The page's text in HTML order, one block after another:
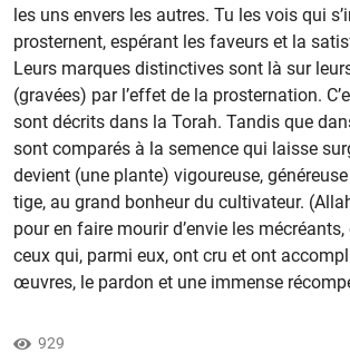
les uns envers les autres. Tu les vois qui
prosternent, espérant les faveurs et la
Leurs marques distinctives sont là sur
(gravées) par l’effet de la prosternation.
sont décrits dans la Torah. Tandis que
sont comparés à la semence qui laisse
devient (une plante) vigoureuse,
tige, au grand bonheur du cultivateur.
pour en faire mourir d’envie les
ceux qui, parmi eux, ont cru et ont
œuvres, le pardon et une immense
929